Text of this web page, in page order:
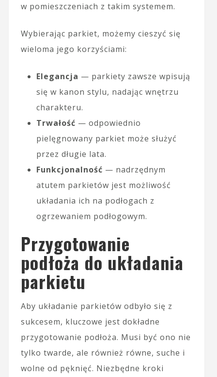
w pomieszczeniach z takim systemem.
Wybierając parkiet, możemy cieszyć się
wieloma jego korzyściami:
Elegancja — parkiety zawsze wpisują
się w kanon stylu, nadając wnętrzu
charakteru.
Trwałość — odpowiednio
pielęgnowany parkiet może służyć
przez długie lata.
Funkcjonalność — nadrzędnym
atutem parkietów jest możliwość
układania ich na podłogach z
ogrzewaniem podłogowym.
Przygotowanie
podłoża do układania
parkietu
Aby układanie parkietów odbyło się z
sukcesem, kluczowe jest dokładne
przygotowanie podłoża. Musi być ono nie
tylko twarde, ale również równe, suche i
wolne od pęknięć. Niezbędne kroki